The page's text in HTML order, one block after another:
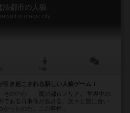
法都市の人狼
of magic city
き起こされる新しい人狼ゲーム！
の中心――魔法都市ノリア。 世界中の
である日事件が起きる。次々と獣に食い
かったのだ。この事件...